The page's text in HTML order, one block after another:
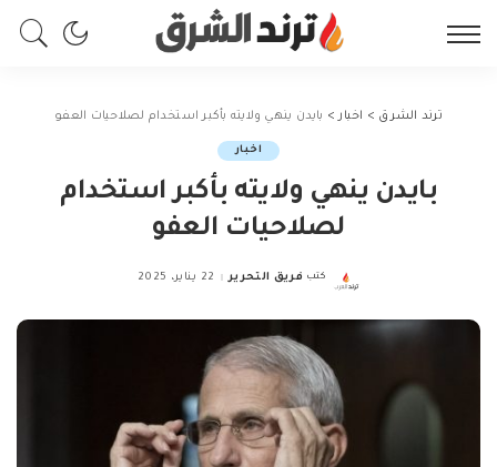
ترند الشرق > اخبار > بايدن ينهي ولايته بأكبر استخدام لصلاحيات العفو
اخبار
بايدن ينهي ولايته بأكبر استخدام
لصلاحيات العفو
Posted
كتب فريق التحرير 22 يناير، 2025